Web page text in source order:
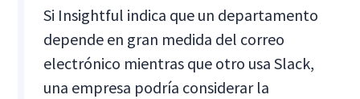
Si Insightful indica que un departamento
depende en gran medida del correo
electrónico mientras que otro usa Slack,
una empresa podría considerar la